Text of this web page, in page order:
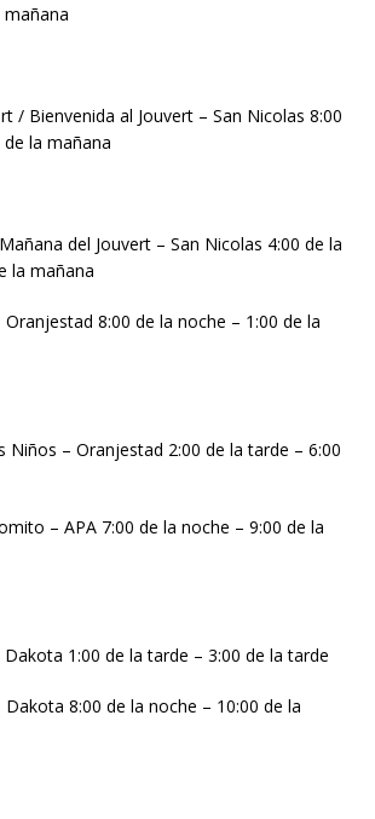
mañana
/ Bienvenida al Jouvert – San Nicolas 8:00
la mañana
del Jouvert – San Nicolas 4:00 de la
la mañana
8:00 de la noche – 1:00 de la
Niños – Oranjestad 2:00 de la tarde – 6:00
– APA 7:00 de la noche – 9:00 de la
Dakota 1:00 de la tarde – 3:00 de la tarde
8:00 de la noche – 10:00 de la